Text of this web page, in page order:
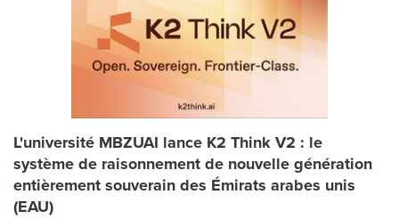
L'université MBZUAI lance K2 Think V2 : le
système de raisonnement de nouvelle génération
entièrement souverain des Émirats arabes unis
(EAU)